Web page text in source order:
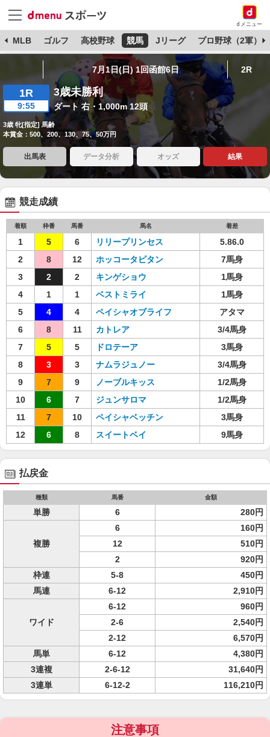
dメニュー
MLB ゴルフ 高校野球 競馬 Jリーグ プロ野球（2軍）
7月1日(日) 1回函館6日 2R
1R
9:55
3歳未勝利
ダート 右・1,000m 12頭
3歳 牝[指定] 馬齢
本賞金：500、200、130、75、50万円
出馬表 データ分析 オッズ 結果
競走成績
着順 枠番 馬番 馬名 着差
1 5 6 リリープリンセス
5.86.0
2
8 12 ホッコータピタン
7馬身
3
2 2 キンゲショウ
1馬身
4
1 1 ベストミライ
1馬身
5
4 4 ペイシャオブライフ
アタマ
6
8 11 カトレア
3/4馬身
7
5 5 ドロテーア
3馬身
8
3 3 ナムラジュノー
3/4馬身
9
7 9 ノーブルキッス
1/2馬身
10
6 7 ジュンサロマ
1/2馬身
11
7 10 ペイシャベッチン
3馬身
12
6 8 スイートベイ 9馬身
払戻金
種類 馬番 金額
単勝 6 280円
複勝
6
160円
12
510円
2
920円
枠連
5-8
450円
馬連
6-12 2,910円
ワイド
6-12
960円
2-6
2,540円
2-12
6,570円
馬単
6-12
4,380円
3連複
2-6-12
31,640円
3連単
6-12-2 116,210円
注意事項